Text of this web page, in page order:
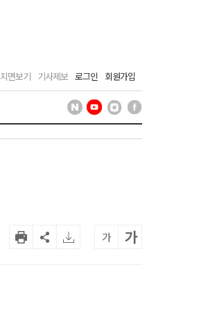
지면보기 기사제보 로그인 회원가입
가 가